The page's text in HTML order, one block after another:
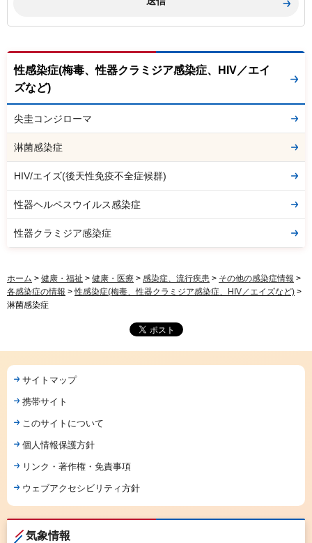
性感染症(梅毒、性器クラミジア感染症、HIV／エイ
ズなど)
尖圭コンジローマ
淋菌感染症
HIV/エイズ(後天性免疫不全症候群)
性器ヘルペスウイルス感染症
性器クラミジア感染症
ホーム > 健康・福祉 > 健康・医療 > 感染症、流行疾患 > その他の感染症情報 >
各感染症の情報 >性感染症(梅毒、性器クラミジア感染症、HIV／エイズなど) >
淋菌感染症
サイトマップ
携帯サイト
このサイトについて
個人情報保護方針
リンク・著作権・免責事項
ウェブアクセシビリティ方針
気象情報